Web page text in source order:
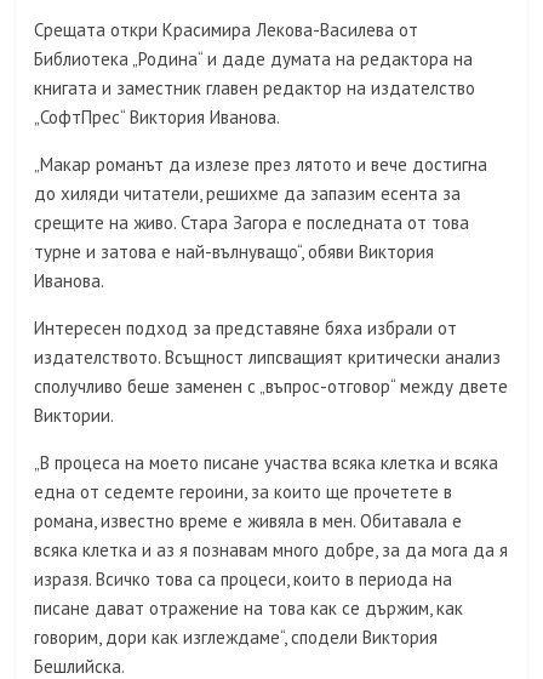
Срещата откри Красимира Лекова-Василева от
Библиотека „Родина“ и даде думата на редактора на
книгата и заместник главен редактор на издателство
„СофтПрес“ Виктория Иванова.
„Макар романът да излезе през лятото и вече достигна
до хиляди читатели, решихме да запазим есента за
срещите на живо. Стара Загора е последната от това
турне и затова е най-вълнуващo“, обяви Виктория
Иванова.
Интересен подход за представяне бяха избрали от
издателството. Всъщност липсващият критически анализ
сполучливо беше заменен с „въпрос-отговор“ между двете
Виктории.
„В процеса на моето писане участва всяка клетка и всяка
една от седемте героини, за които ще прочетете в
романа, известно време е живяла в мен. Обитавала е
всяка клетка и аз я познавам много добре, за да мога да я
изразя. Всичко това са процеси, които в периода на
писане дават отражение на това как се държим, как
говорим, дори как изглеждаме“, сподели Виктория
Бешлийска.